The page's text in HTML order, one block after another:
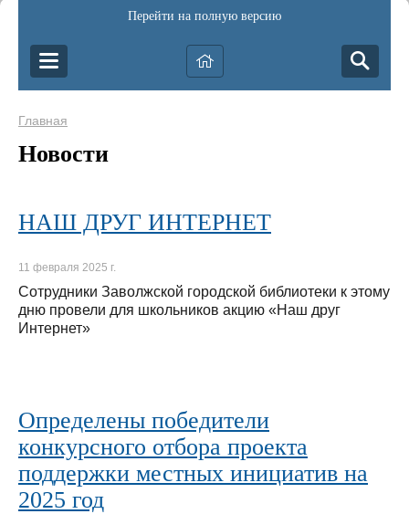
Перейти на полную версию
Главная
Новости
НАШ ДРУГ ИНТЕРНЕТ
11 февраля 2025 г.
Сотрудники Заволжской городской библиотеки к этому
дню провели для школьников акцию «Наш друг
Интернет»
Определены победители
конкурсного отбора проекта
поддержки местных инициатив на
2025 год